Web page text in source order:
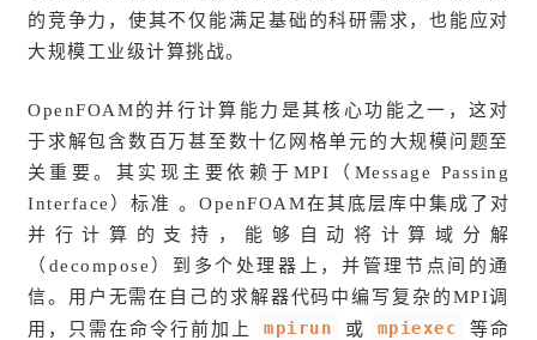
的竞争力，使其不仅能满足基础的科研需求，也能应对
大规模工业级计算挑战。
OpenFOAM的并行计算能力是其核心功能之一，这对
于求解包含数百万甚至数十亿网格单元的大规模问题至
关重要。其实现主要依赖于MPI（Message Passing
Interface）标准 。OpenFOAM在其底层库中集成了对
并行计算的支持，能够自动将计算域分解
（decompose）到多个处理器上，并管理节点间的通
信。用户无需在自己的求解器代码中编写复杂的MPI调
用，只需在命令行前加上
mpirun 或 mpiexec
等命